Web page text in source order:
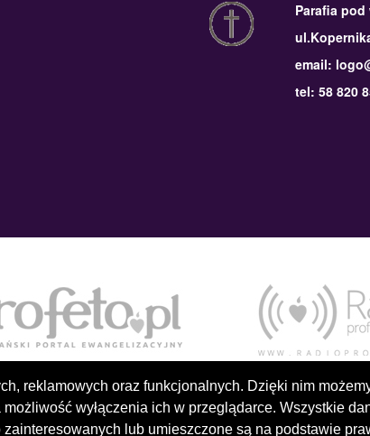
reklamowych oraz funkcjonalnych. Dzięki nim
wyłączenia ich w przeglądarce. Wszystkie
lub umieszczone są na podstawie
Parafia pod
email:
tel: 58 820